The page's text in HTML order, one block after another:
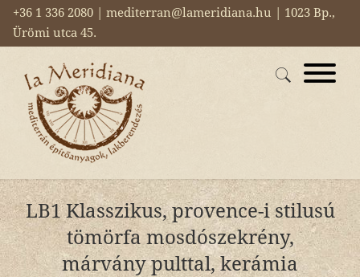
+36 1 336 2080 | mediterran@lameridiana.hu | 1023 Bp.,
Ürömi utca 45.
LB1 Klasszikus, provence-i stilusú
tömörfa mosdószekrény,
márvány pulttal, kerámia